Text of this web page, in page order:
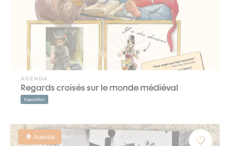
AGENDA
Regards croisés sur le monde médiéval
Exposition
Aussois